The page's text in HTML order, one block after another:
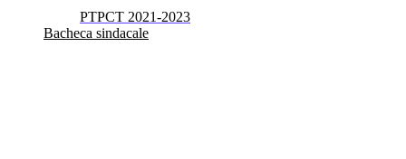
PTPCT 2021-2023
Bacheca sindacale